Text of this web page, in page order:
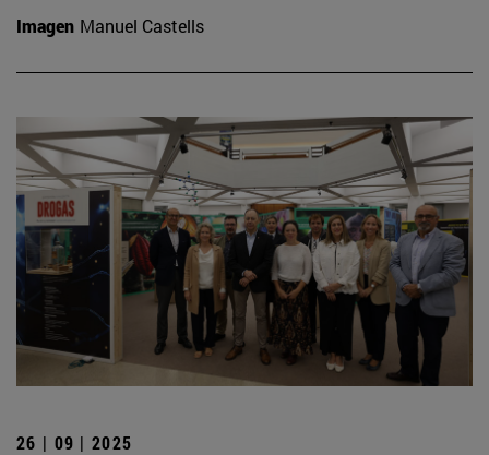
Imagen Manuel Castells
26 | 09 | 2025